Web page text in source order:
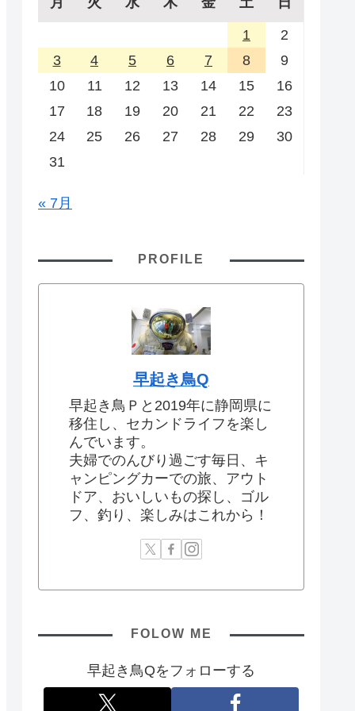
1
2
3
4 5 6 7 8
9
10
11 12 13 14 15
16
17
18 19 20 21 22
23
24
25 26 27 28 29
30
31
« 7月
PROFILE
早起き鳥Q
早起き鳥Ｐと2019年に静岡県に
移住し、セカンドライフを楽し
んでいます。
夫婦でのんびり過ごす毎日、キ
ャンピングカーでの旅、アウト
ドア、おいしいもの探し、ゴル
フ、釣り、楽しみはこれから！
FOLOW ME
早起き鳥Qをフォローする